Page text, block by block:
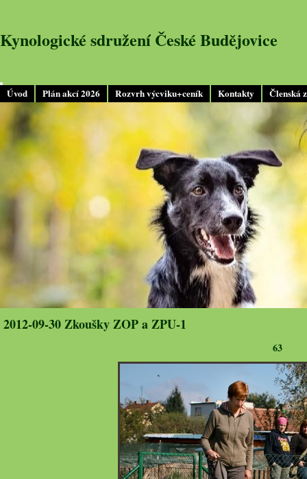
Úvod Plán akcí 2026 Rozvrh výcviku+ceník Kontakty Členská
Kynologické sdružení České Budějovice
2012-09-30 Zkoušky ZOP a ZPU-1
63